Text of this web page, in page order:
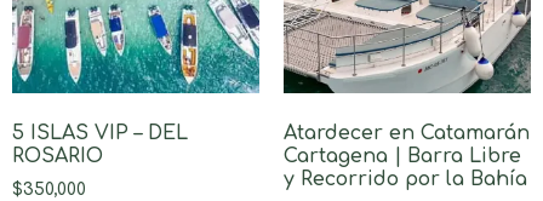
5 ISLAS VIP – DEL
ROSARIO
$350,000
Atardecer en Catamarán
Cartagena | Barra Libre
y Recorrido por la Bahía